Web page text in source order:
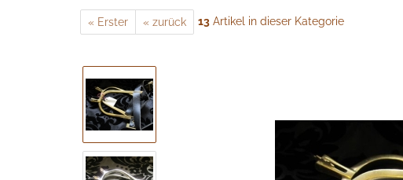
« Erster « zurück 13 Artikel in dieser Kategorie